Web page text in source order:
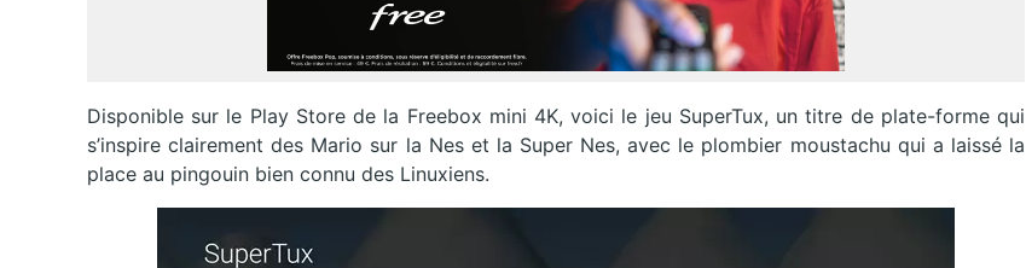
Disponible sur le Play Store de la Freebox mini 4K, voici le jeu SuperTux, un titre de plate-forme qui
s’inspire clairement des Mario sur la Nes et la Super Nes, avec le plombier moustachu qui a laissé la
place au pingouin bien connu des Linuxiens.